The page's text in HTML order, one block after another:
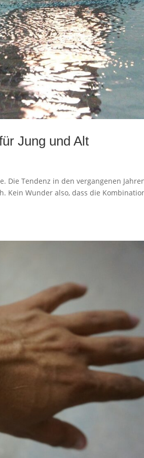
Jung und Alt
Die Tendenz in den vergangenen
Kein Wunder also, dass die